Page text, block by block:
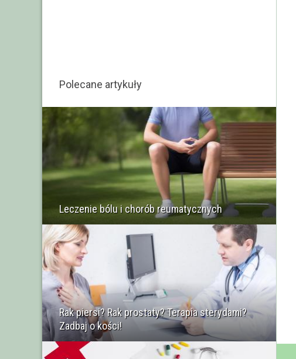
Polecane artykuły
Leczenie bólu i chorób reumatycznych
Rak piersi? Rak prostaty? Terapia sterydami?
Zadbaj o kości!